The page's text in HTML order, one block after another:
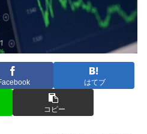
はてブ
コピー